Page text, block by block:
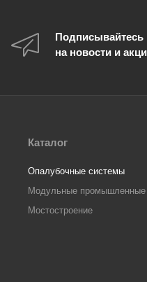
Подписывайтесь
на новости и
Каталог
Опалубочные системы
Модульные промышленные
Мостостроение